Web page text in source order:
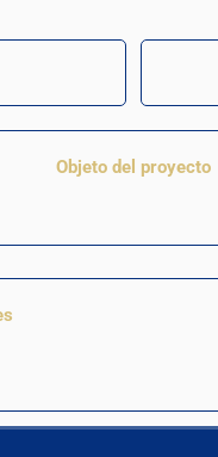
Objeto del proyecto